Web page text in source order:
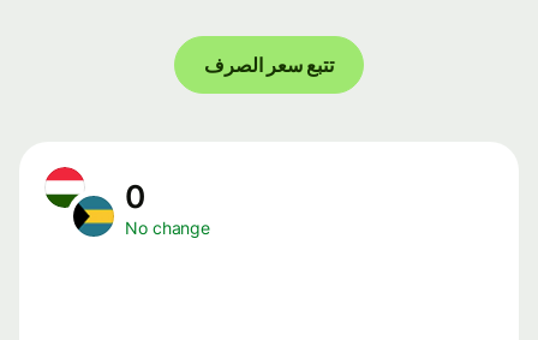
تتبع سعر الصرف
No change